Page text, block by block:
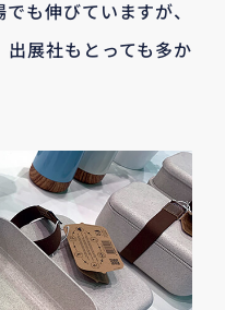
も伸びていますが、
展社もとっても多か